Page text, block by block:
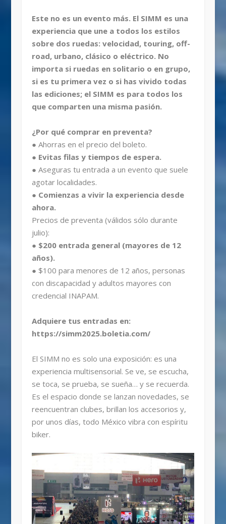
Este no es un evento más. El SIMM es una
experiencia que une a todos los estilos
sobre dos ruedas: velocidad, touring, off-
road, urbano, clásico o eléctrico. No
importa si ruedas en solitario o en grupo,
si es tu primera vez o si has vivido todas
las ediciones; el SIMM es para todos los
que comparten una misma pasión.
¿Por qué comprar en preventa?
● Ahorras en el precio del boleto.
● Evitas filas y tiempos de espera.
● Aseguras tu entrada a un evento que suele
agotar localidades.
● Comienzas a vivir la experiencia desde
ahora.
Precios de preventa (válidos sólo durante
julio):
● $200 entrada general (mayores de 12
años).
● $100 para menores de 12 años, personas
con discapacidad y adultos mayores con
credencial INAPAM.
Adquiere tus entradas en:
https://simm2025.boletia.com/
El SIMM no es solo una exposición: es una
experiencia multisensorial. Se ve, se escucha,
se toca, se prueba, se sueña… y se recuerda.
Es el espacio donde se lanzan novedades, se
reencuentran clubes, brillan los accesorios y,
por unos días, todo México vibra con espíritu
biker.